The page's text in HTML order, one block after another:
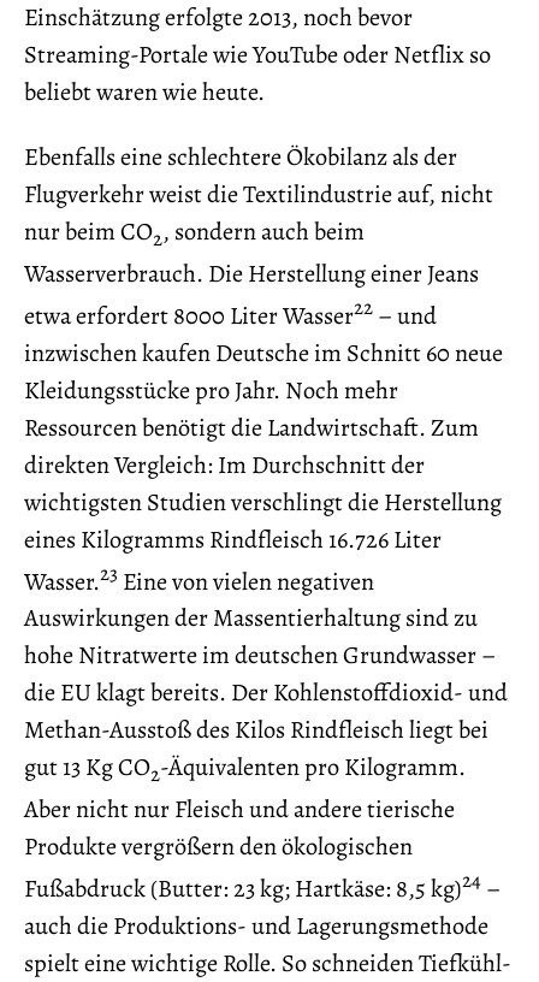
Einschätzung erfolgte 2013, noch bevor
Streaming-Portale wie YouTube oder Netflix so
beliebt waren wie heute.
Ebenfalls eine schlechtere Ökobilanz als der
Flugverkehr weist die Textilindustrie auf, nicht
nur beim CO2, sondern auch beim
Wasserverbrauch. Die Herstellung einer Jeans
etwa erfordert 8000 Liter Wasser22 – und
inzwischen kaufen Deutsche im Schnitt 60 neue
Kleidungsstücke pro Jahr. Noch mehr
Ressourcen benötigt die Landwirtschaft. Zum
direkten Vergleich: Im Durchschnitt der
wichtigsten Studien verschlingt die Herstellung
eines Kilogramms Rindfleisch 16.726 Liter
Wasser.23 Eine von vielen negativen
Auswirkungen der Massentierhaltung sind zu
hohe Nitratwerte im deutschen Grundwasser –
die EU klagt bereits. Der Kohlenstoffdioxid- und
Methan-Ausstoß des Kilos Rindfleisch liegt bei
gut 13 Kg CO2-Äquivalenten pro Kilogramm.
Aber nicht nur Fleisch und andere tierische
Produkte vergrößern den ökologischen
Fußabdruck (Butter: 23 kg; Hartkäse: 8,5 kg)24 –
auch die Produktions- und Lagerungsmethode
spielt eine wichtige Rolle. So schneiden Tiefkühl-